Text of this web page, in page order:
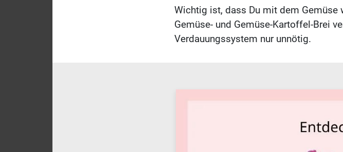
Wichtig ist, dass Du mit dem Gemüse
Gemüse- und Gemüse-Kartoffel-Brei
Verdauungssystem nur unnötig.